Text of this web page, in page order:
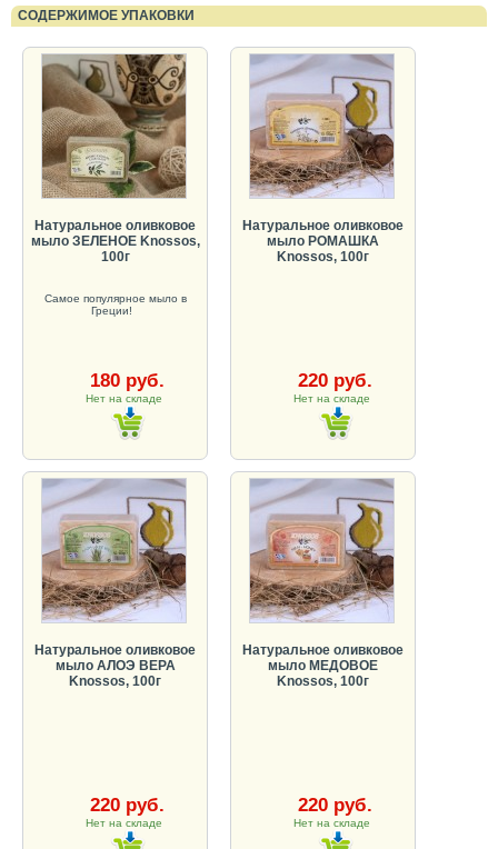
СОДЕРЖИМОЕ УПАКОВКИ
Натуральное оливковое
мыло ЗЕЛЕНОЕ Knossos,
100г
Самое популярное мыло в
Греции!
180 руб.
Нет на складе
Натуральное оливковое
мыло РОМАШКА
Knossos, 100г
220 руб.
Нет на складе
Натуральное оливковое
мыло АЛОЭ ВЕРА
Knossos, 100г
220 руб.
Нет на складе
Натуральное оливковое
мыло МЕДОВОЕ
Knossos, 100г
220 руб.
Нет на складе